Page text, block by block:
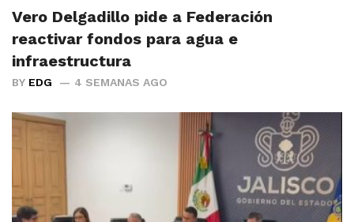
Vero Delgadillo pide a Federación
reactivar fondos para agua e
infraestructura
BY EDG 4 SEMANAS AGO